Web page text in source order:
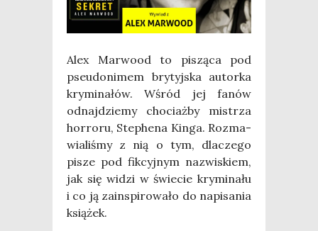
Alex Mar­wo­od to piszą­ca pod
pseu­do­ni­mem bry­tyj­ska autor­ka
kry­mi­na­łów. Wśród jej fanów
odnaj­dzie­my cho­ciaż­by mistrza
hor­ro­ru, Ste­phe­na Kin­ga. Roz­ma­
wia­li­śmy z nią o tym, dla­cze­go
pisze pod fik­cyj­nym nazwi­skiem,
jak się widzi w świe­cie kry­mi­na­łu
i co ją zain­spi­ro­wa­ło do napi­sa­nia
ksią­żek.